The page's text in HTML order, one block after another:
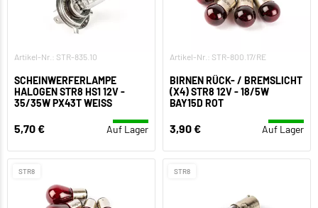
Artikel-Nr.: STR-835.10
SCHEINWERFERLAMPE
HALOGEN STR8 HS1 12V -
35/35W PX43T WEISS
5,70 € Auf Lager
Artikel-Nr.: STR-800.17/RE
BIRNEN RÜCK- / BREMSLICHT
(X4) STR8 12V - 18/5W
BAY15D ROT
3,90 € Auf Lager
STR8 STR8